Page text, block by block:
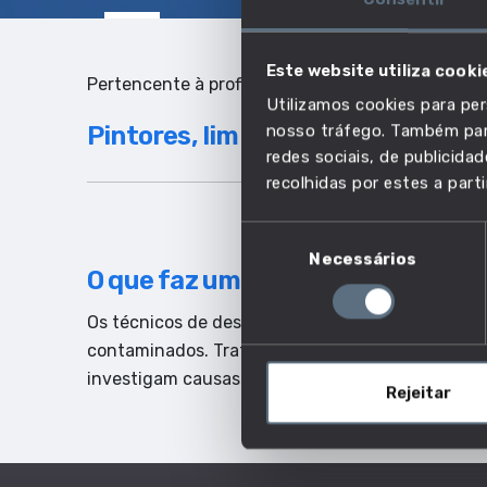
Este website utiliza
Utilizamos cookies para
nosso tráfego. Também
redes sociais, de
recolhidas por estes a
consentimento
Necessários
Rejeitar
Pertencente à profissão:
Pintores, limpadores de
O que faz um técnico de
Os técnicos de descontaminação eliminam
contaminados. Tratam materiais perigosos em
investigam causas de contaminação e eliminam